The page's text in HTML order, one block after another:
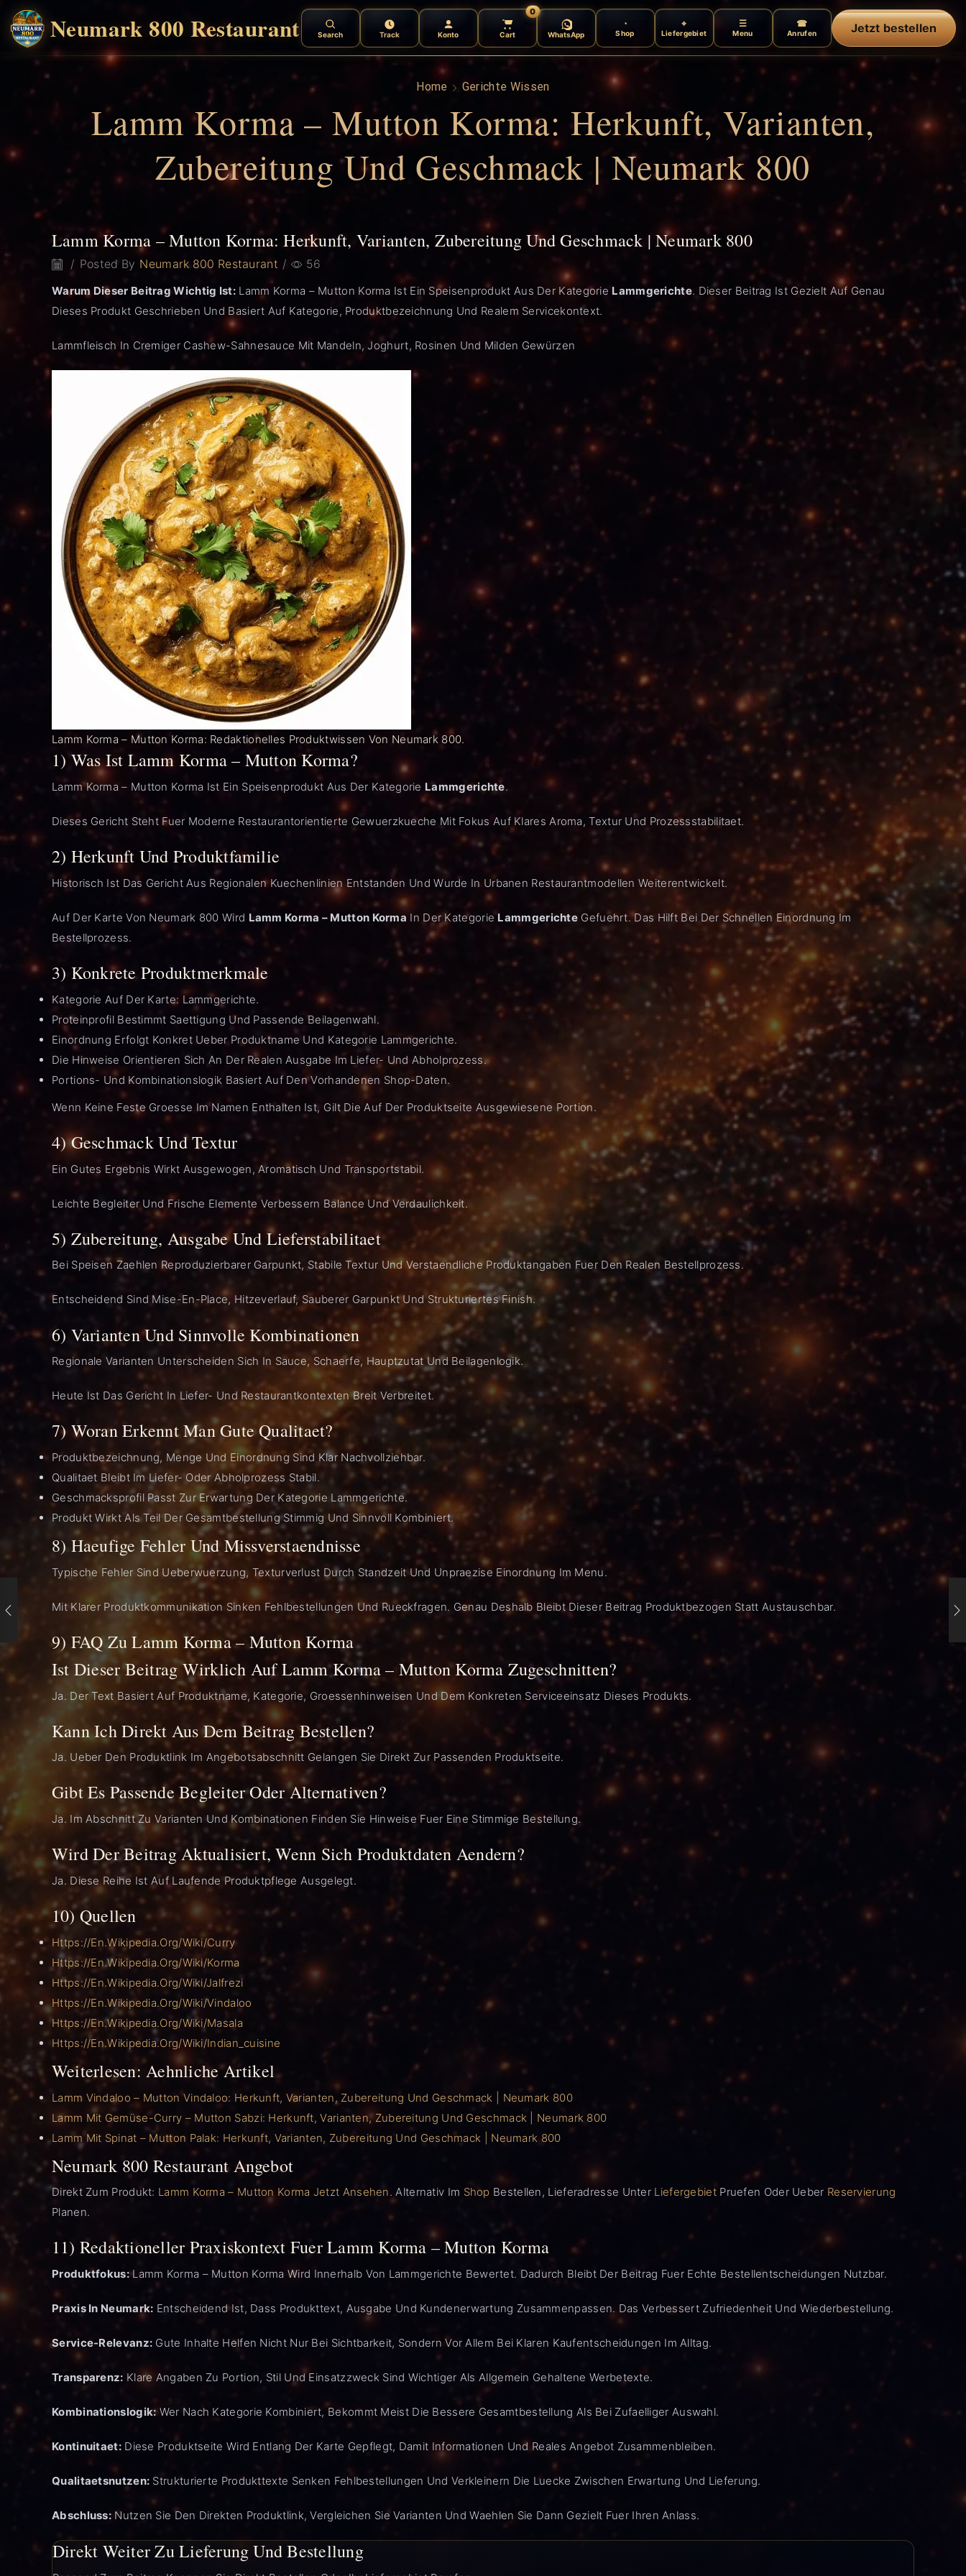
Neumark 800 Restaurant Menu
Shop Liefergebiet
Search Track Konto Cart
0
WhatsApp Anrufen Jetzt bestellen
Home Gerichte Wissen
Lamm Korma – Mutton Korma: Herkunft, Varianten,
Zubereitung Und Geschmack | Neumark 800
Lamm Korma – Mutton Korma: Herkunft, Varianten, Zubereitung Und Geschmack | Neumark 800
/ Posted By Neumark 800 Restaurant /
56
Warum Dieser Beitrag Wichtig Ist:Lamm Korma – Mutton Korma Ist Ein Speisenprodukt Aus Der Kategorie Lammgerichte. Dieser Beitrag Ist Gezielt Auf Genau
Dieses Produkt Geschrieben Und Basiert Auf Kategorie, Produktbezeichnung Und Realem Servicekontext.
Lammfleisch In Cremiger Cashew-Sahnesauce Mit Mandeln, Joghurt, Rosinen Und Milden Gewürzen
Lamm Korma – Mutton Korma: Redaktionelles Produktwissen Von Neumark 800.
1) Was Ist Lamm Korma – Mutton Korma?
Lamm Korma – Mutton Korma Ist Ein Speisenprodukt Aus Der Kategorie Lammgerichte.
Dieses Gericht Steht Fuer Moderne Restaurantorientierte Gewuerzkueche Mit Fokus Auf Klares Aroma, Textur Und Prozessstabilitaet.
2) Herkunft Und Produktfamilie
Historisch Ist Das Gericht Aus Regionalen Kuechenlinien Entstanden Und Wurde In Urbanen Restaurantmodellen Weiterentwickelt.
Auf Der Karte Von Neumark 800 Wird Lamm Korma – Mutton Korma In Der KategorieLammgerichte Gefuehrt. Das Hilft Bei Der Schnellen Einordnung Im
Bestellprozess.
3) Konkrete Produktmerkmale
Kategorie Auf Der Karte: Lammgerichte.
Proteinprofil Bestimmt Saettigung Und Passende Beilagenwahl.
Einordnung Erfolgt Konkret Ueber Produktname Und Kategorie Lammgerichte.
Die Hinweise Orientieren Sich An Der Realen Ausgabe Im Liefer- Und Abholprozess.
Portions- Und Kombinationslogik Basiert Auf Den Vorhandenen Shop-Daten.
Wenn Keine Feste Groesse Im Namen Enthalten Ist, Gilt Die Auf Der Produktseite Ausgewiesene Portion.
4) Geschmack Und Textur
Ein Gutes Ergebnis Wirkt Ausgewogen, Aromatisch Und Transportstabil.
Leichte Begleiter Und Frische Elemente Verbessern Balance Und Verdaulichkeit.
5) Zubereitung, Ausgabe Und Lieferstabilitaet
Bei Speisen Zaehlen Reproduzierbarer Garpunkt, Stabile Textur Und Verstaendliche Produktangaben Fuer Den Realen Bestellprozess.
Entscheidend Sind Mise-En-Place, Hitzeverlauf, Sauberer Garpunkt Und Strukturiertes Finish.
6) Varianten Und Sinnvolle Kombinationen
Regionale Varianten Unterscheiden Sich In Sauce, Schaerfe, Hauptzutat Und Beilagenlogik.
Heute Ist Das Gericht In Liefer- Und Restaurantkontexten Breit Verbreitet.
7) Woran Erkennt Man Gute Qualitaet?
Produktbezeichnung, Menge Und Einordnung Sind Klar Nachvollziehbar.
Qualitaet Bleibt Im Liefer- Oder Abholprozess Stabil.
Geschmacksprofil Passt Zur Erwartung Der Kategorie Lammgerichte.
Produkt Wirkt Als Teil Der Gesamtbestellung Stimmig Und Sinnvoll Kombiniert.
8) Haeufige Fehler Und Missverstaendnisse
Typische Fehler Sind Ueberwuerzung, Texturverlust Durch Standzeit Und Unpraezise Einordnung Im Menu.
Mit Klarer Produktkommunikation Sinken Fehlbestellungen Und Rueckfragen. Genau Deshalb Bleibt Dieser Beitrag Produktbezogen Statt Austauschbar.
9) FAQ Zu Lamm Korma – Mutton Korma
Ist Dieser Beitrag Wirklich Auf Lamm Korma – Mutton Korma Zugeschnitten?
Ja. Der Text Basiert Auf Produktname, Kategorie, Groessenhinweisen Und Dem Konkreten Serviceeinsatz Dieses Produkts.
Kann Ich Direkt Aus Dem Beitrag Bestellen?
Ja. Ueber Den Produktlink Im Angebotsabschnitt Gelangen Sie Direkt Zur Passenden Produktseite.
Gibt Es Passende Begleiter Oder Alternativen?
Ja. Im Abschnitt Zu Varianten Und Kombinationen Finden Sie Hinweise Fuer Eine Stimmige Bestellung.
Wird Der Beitrag Aktualisiert, Wenn Sich Produktdaten Aendern?
Ja. Diese Reihe Ist Auf Laufende Produktpflege Ausgelegt.
10) Quellen
Https://en.wikipedia.org/wiki/Curry
Https://en.wikipedia.org/wiki/Korma
Https://en.wikipedia.org/wiki/Jalfrezi
Https://en.wikipedia.org/wiki/Vindaloo
Https://en.wikipedia.org/wiki/Masala
Https://en.wikipedia.org/wiki/Indian_cuisine
Weiterlesen: Aehnliche Artikel
Lamm Vindaloo – Mutton Vindaloo: Herkunft, Varianten, Zubereitung Und Geschmack | Neumark 800
Lamm Mit Gemüse-Curry – Mutton Sabzi: Herkunft, Varianten, Zubereitung Und Geschmack | Neumark 800
Lamm Mit Spinat – Mutton Palak: Herkunft, Varianten, Zubereitung Und Geschmack | Neumark 800
Neumark 800 Restaurant Angebot
Direkt Zum Produkt: Lamm Korma – Mutton Korma Jetzt Ansehen. Alternativ Im Shop Bestellen, Lieferadresse Unter LiefergebietPruefen Oder Ueber Reservierung
Planen.
11) Redaktioneller Praxiskontext Fuer Lamm Korma – Mutton Korma
Produktfokus:Lamm Korma – Mutton Korma Wird Innerhalb Von Lammgerichte Bewertet. Dadurch Bleibt Der Beitrag Fuer Echte Bestellentscheidungen Nutzbar.
Praxis In Neumark: Entscheidend Ist, Dass Produkttext, Ausgabe Und Kundenerwartung Zusammenpassen. Das Verbessert Zufriedenheit Und Wiederbestellung.
Service-Relevanz: Gute Inhalte Helfen Nicht Nur Bei Sichtbarkeit, Sondern Vor Allem Bei Klaren Kaufentscheidungen Im Alltag.
Transparenz: Klare Angaben Zu Portion, Stil Und Einsatzzweck Sind Wichtiger Als Allgemein Gehaltene Werbetexte.
Kombinationslogik:Wer Nach Kategorie Kombiniert, Bekommt Meist Die Bessere Gesamtbestellung Als Bei Zufaelliger Auswahl.
Kontinuitaet:Diese Produktseite Wird Entlang Der Karte Gepflegt, Damit Informationen Und Reales Angebot Zusammenbleiben.
Qualitaetsnutzen: Strukturierte Produkttexte Senken Fehlbestellungen Und Verkleinern Die Luecke Zwischen Erwartung Und Lieferung.
Abschluss: Nutzen Sie Den Direkten Produktlink, Vergleichen Sie Varianten Und Waehlen Sie Dann Gezielt Fuer Ihren Anlass.
Direkt Weiter Zu Lieferung Und Bestellung